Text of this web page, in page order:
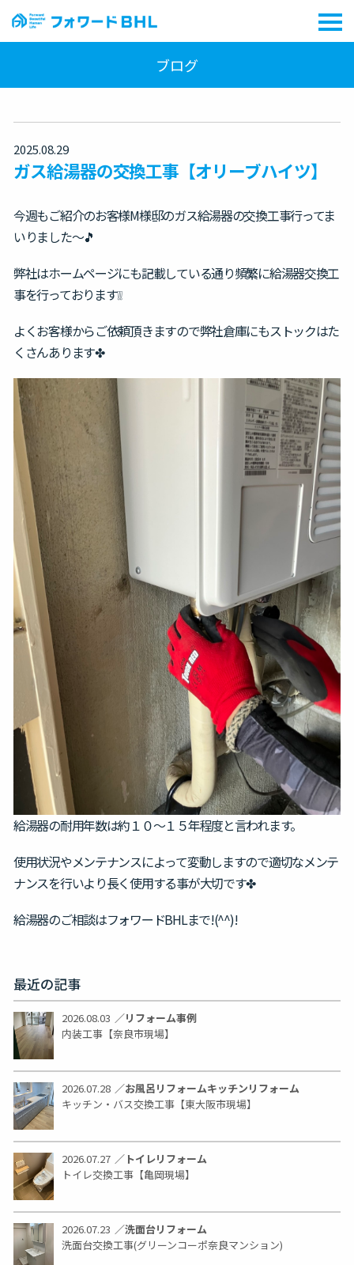
ブログ
2025.08.29
ガス給湯器の交換工事【オリーブハイツ】
今週もご紹介のお客様M様邸のガス給湯器の交換工事行ってま
いりました～🎵
弊社はホームページにも記載している通り頻繁に給湯器交換工
事を行っております❕❕
よくお客様からご依頼頂きますので弊社倉庫にもストックはた
くさんあります✤
給湯器の耐用年数は約１０～１５年程度と言われます。
使用状況やメンテナンスによって変動しますので適切なメンテ
ナンスを行いより長く使用する事が大切です✤
給湯器のご相談はフォワードBHLまで!(^^)!
最近の記事
2026.08.03 ／リフォーム事例
内装工事【奈良市現場】
2026.07.28 ／お風呂リフォームキッチンリフォーム
キッチン・バス交換工事【東大阪市現場】
2026.07.27 ／ トイレリフォーム
トイレ交換工事【亀岡現場】
2026.07.23 ／洗面台リフォーム
洗面台交換工事(グリーンコーポ奈良マンション)